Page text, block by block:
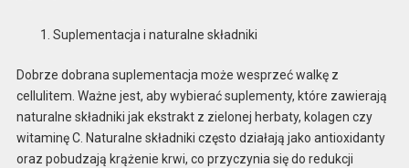
Suplementacja i naturalne składniki
Dobrze dobrana suplementacja może wesprzeć walkę z
cellulitem. Ważne jest, aby wybierać suplementy, które zawierają
naturalne składniki jak ekstrakt z zielonej herbaty, kolagen czy
witaminę C. Naturalne składniki często działają jako antioxidanty
oraz pobudzają krążenie krwi, co przyczynia się do redukcji